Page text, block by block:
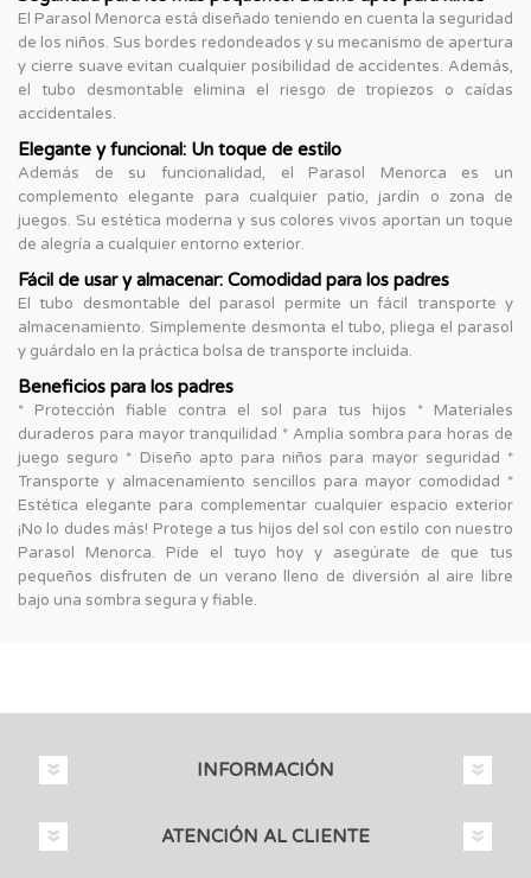
El Parasol Menorca está diseñado teniendo en cuenta la seguridad
de los niños. Sus bordes redondeados y su mecanismo de apertura
y cierre suave evitan cualquier posibilidad de accidentes. Además,
el tubo desmontable elimina el riesgo de tropiezos o caídas
accidentales.
Elegante y funcional: Un toque de estilo
Además de su funcionalidad, el Parasol Menorca es un
complemento elegante para cualquier patio, jardín o zona de
juegos. Su estética moderna y sus colores vivos aportan un toque
de alegría a cualquier entorno exterior.
Fácil de usar y almacenar: Comodidad para los padres
El tubo desmontable del parasol permite un fácil transporte y
almacenamiento. Simplemente desmonta el tubo, pliega el parasol
y guárdalo en la práctica bolsa de transporte incluida.
Beneficios para los padres
* Protección fiable contra el sol para tus hijos * Materiales
duraderos para mayor tranquilidad * Amplia sombra para horas de
juego seguro * Diseño apto para niños para mayor seguridad *
Transporte y almacenamiento sencillos para mayor comodidad *
Estética elegante para complementar cualquier espacio exterior
¡No lo dudes más! Protege a tus hijos del sol con estilo con nuestro
Parasol Menorca. Pide el tuyo hoy y asegúrate de que tus
pequeños disfruten de un verano lleno de diversión al aire libre
bajo una sombra segura y fiable.
INFORMACIÓN
ATENCIÓN AL CLIENTE